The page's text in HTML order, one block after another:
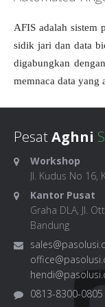
AFIS adalah sistem
sidik jari dan data
digabungkan
memnaca data yang
PesatAghni
Workshop
Jl. Kudus No 16,
Kantor Pusat
Graha DLA, Jl.
Bandung
0813-8300-0805